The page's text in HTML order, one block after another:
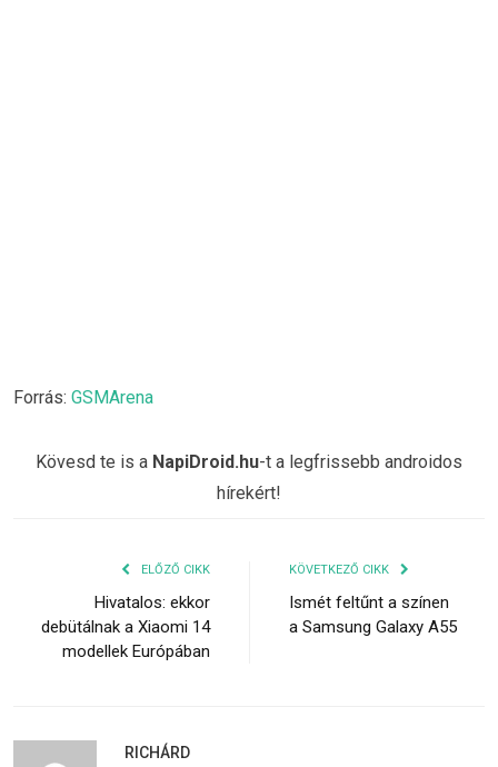
Forrás: GSMArena
Kövesd te is a NapiDroid.hu-t a legfrissebb androidos
hírekért!
ELŐZŐ CIKK
Hivatalos: ekkor
debütálnak a Xiaomi 14
modellek Európában
KÖVETKEZŐ CIKK
Ismét feltűnt a színen
a Samsung Galaxy A55
RICHÁRD